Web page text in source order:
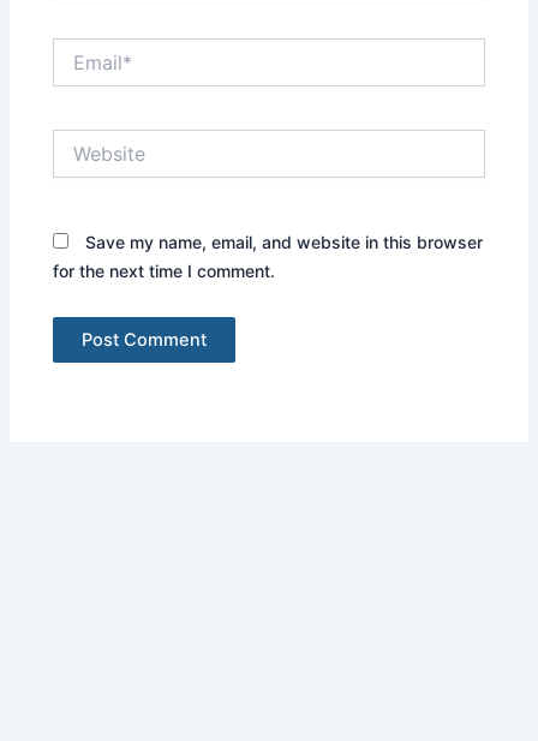
Save my name, email, and website in this browser
for the next time I comment.